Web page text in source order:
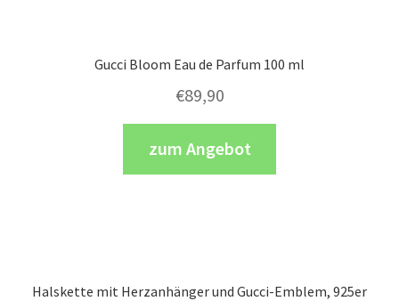
Gucci Bloom Eau de Parfum 100 ml
€89,90
zum Angebot
Halskette mit Herzanhänger und Gucci-Emblem, 925er